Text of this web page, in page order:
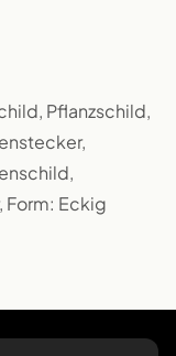
Pflanzschild,
Form: Eckig